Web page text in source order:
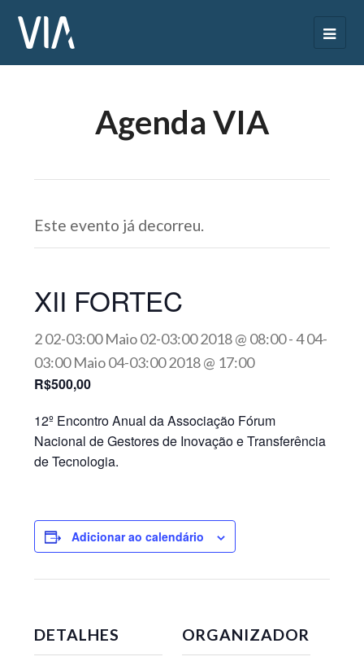
Agenda VIA
Este evento já decorreu.
XII FORTEC
2 02-03:00 Maio 02-03:00 2018 @ 08:00-4 04-
03:00 Maio 04-03:00 2018 @ 17:00
R$500,00
12º Encontro Anual da Associação Fórum
Nacional de Gestores de Inovação e Transferência
de Tecnologia.
Adicionar ao calendário
DETALHES ORGANIZADOR